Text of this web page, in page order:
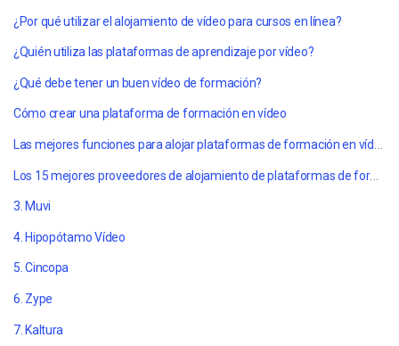
¿Por qué utilizar el alojamiento de vídeo para cursos en línea?
¿Quién utiliza las plataformas de aprendizaje por vídeo?
¿Qué debe tener un buen vídeo de formación?
Cómo crear una plataforma de formación en vídeo
Las mejores funciones para alojar plataformas de formación en vídeo
Los 15 mejores proveedores de alojamiento de plataformas de formación en vídeo en 2022
3. Muvi
4. Hipopótamo Vídeo
5. Cincopa
6. Zype
7. Kaltura